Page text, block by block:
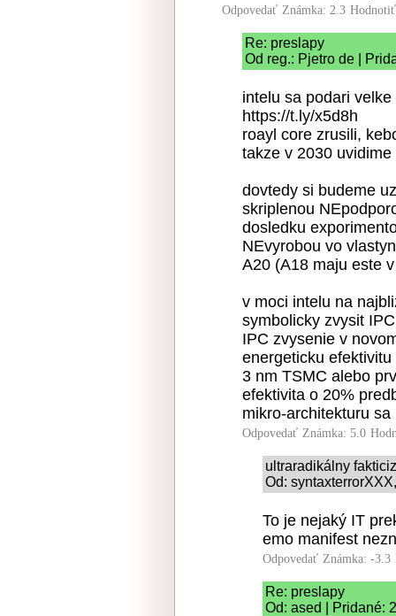
Odpovedať Známka: 2.3
Re: preslapy
Od reg.: Pjetro de |
intelu sa podari velke
https://t.ly/x5d8h
roayl core zrusili,
takze v 2030 uvidime
dovtedy si budeme
skriplenou
dosledku
NEvyrobou vo
A20 (A18 maju este
v moci intelu na
symbolicky zvysit
IPC zvysenie v
energeticku
3 nm TSMC alebo
efektivita o 20%
mikro-architekturu
Odpovedať Známka: 5.0
ultraradikálny
Od:
To je nejaký IT
emo manifest
Odpovedať Známka: -3.3
Re: preslapy
Od: ased | Pridané: